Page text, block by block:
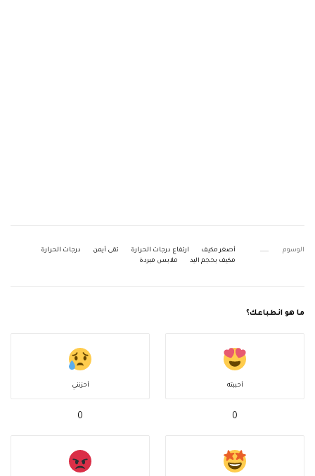
الوسوم أصغر مكيف ارتفاع درجات الحرارة تقى أيمن
درجات الحرارة
مكيف بحجم اليد
ملابس مبردة
ما هو انطباعك؟
أحببته
0
أحزنني
0